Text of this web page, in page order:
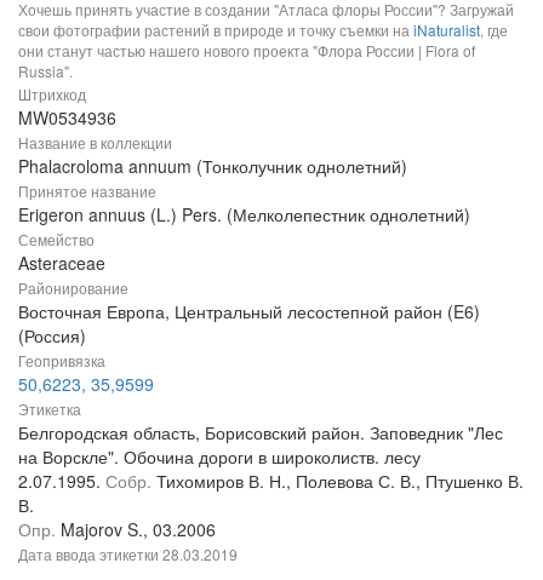
Хочешь принять участие в создании "Атласа флоры России"? Загружай
свои фотографии растений в природе и точку съемки на iNaturalist, где
они станут частью нашего нового проекта "Флора России | Flora of
Russia".
Штрихкод
MW0534936
Название в коллекции
Phalacroloma annuum (Тонколучник однолетний)
Принятое название
Erigeron annuus (L.) Pers. (Мелколепестник однолетний)
Семейство
Asteraceae
Районирование
Восточная Европа, Центральный лесостепной район (E6)
(Россия)
Геопривязка
50,6223, 35,9599
Этикетка
Белгородская область, Борисовский район. Заповедник "Лес
на Ворскле". Обочина дороги в широколиств. лесу
2.07.1995. Собр. Тихомиров В. Н., Полевова С. В., Птушенко В.
В.
Опр. Majorov S., 03.2006
Дата ввода этикетки 28.03.2019